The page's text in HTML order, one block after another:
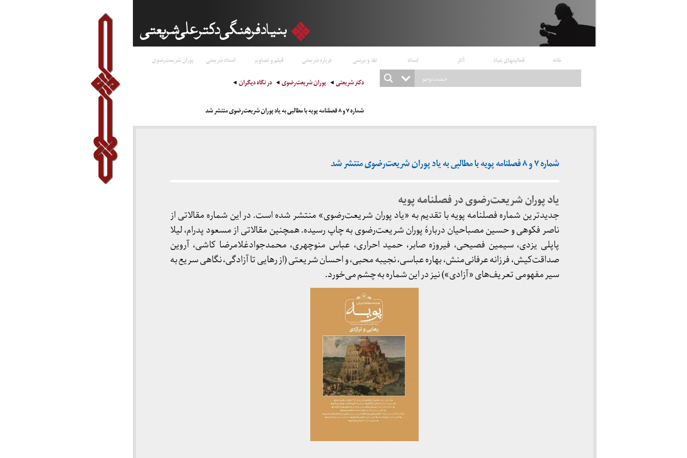
خانه فعالیتهای بنیاد آثار اسناد نقد و بررسی درباره شریعتی فیلم و تصاویر استاد شریعتی پوران شریعت‌رضوی
دکتر شریعتی پوران شریعت‌رضوی در نگاه دیگران
شماره ۷ و ۸ فصلنامه پویه با مطالبی به یاد پوران شریعت‌رضوی منتشر شد
شماره ۷ و ۸ فصلنامه پویه با مطالبی به یاد پوران شریعت‌رضوی منتشر شد
یاد پوران شریعت‌رضوی در فصلنامه پویه
جدیدترین شماره فصلنامه پویه با تقدیم به «یاد پوران شریعت‌رضوی» منتشر شده است. در این شماره مقالاتی از
ناصر فکوهی و حسین مصباحیان دربارهٔ پوران شریعت‌رضوی به چاپ رسیده. همچنین مقالاتی از مسعود پدرام، لیلا
پاپلی یزدی، سیمین فصیحی، فیروزه صابر، حمید احراری، عباس منوچهری، محمدجوادغلامرضا کاشی، آروین
صداقت‌کیش، فرزانه عرفانی‌منش، بهاره عباسی، نجیبه محبی، و احسان شریعتی (از رهایی تا آزادگی، نگاهی سریع به
سیر مفهومی تعریف‌های «آزادی») نیز در این شماره به چشم می‌خورد.